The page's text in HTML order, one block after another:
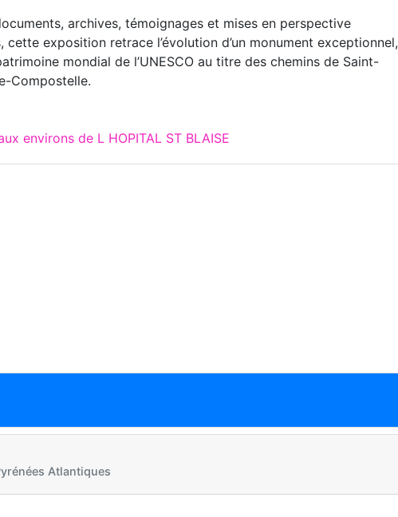
archives, témoignages et mises en perspective
cette exposition retrace l’évolution d’un monument exceptionnel,
mondial de l’UNESCO au titre des chemins de Saint-
Compostelle.
environs de L HOPITAL ST BLAISE
Atlantiques